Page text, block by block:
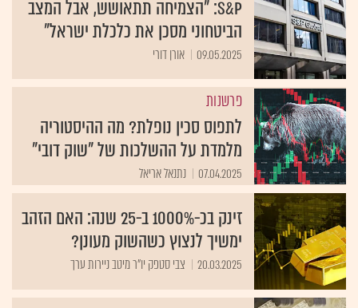
S&P: "הצמיחה תתאושש, אבל המצב
הביטחוני מסכן את כלכלת ישראל"
09.05.2025 אורן דורי
פרשנות
לתפוס סכין נופלת? מה ההיסטוריה
מלמדת על ההשלכות של "שוק דובי"
07.04.2025 נתנאל אריאל
זינק בכ-1000% ב-25 שנה: האם הזהב
ימשיך לנצוץ כשהשוק מעונן?
20.03.2025 צבי סטפק יו"ר מיטב ניירות ערך